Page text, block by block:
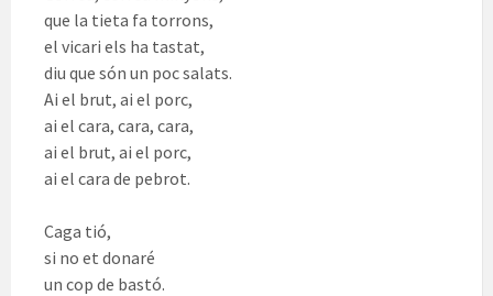
que la tieta fa torrons,
el vicari els ha tastat,
diu que són un poc salats.
Ai el brut, ai el porc,
ai el cara, cara, cara,
ai el brut, ai el porc,
ai el cara de pebrot.
Caga tió,
si no et donaré
un cop de bastó.